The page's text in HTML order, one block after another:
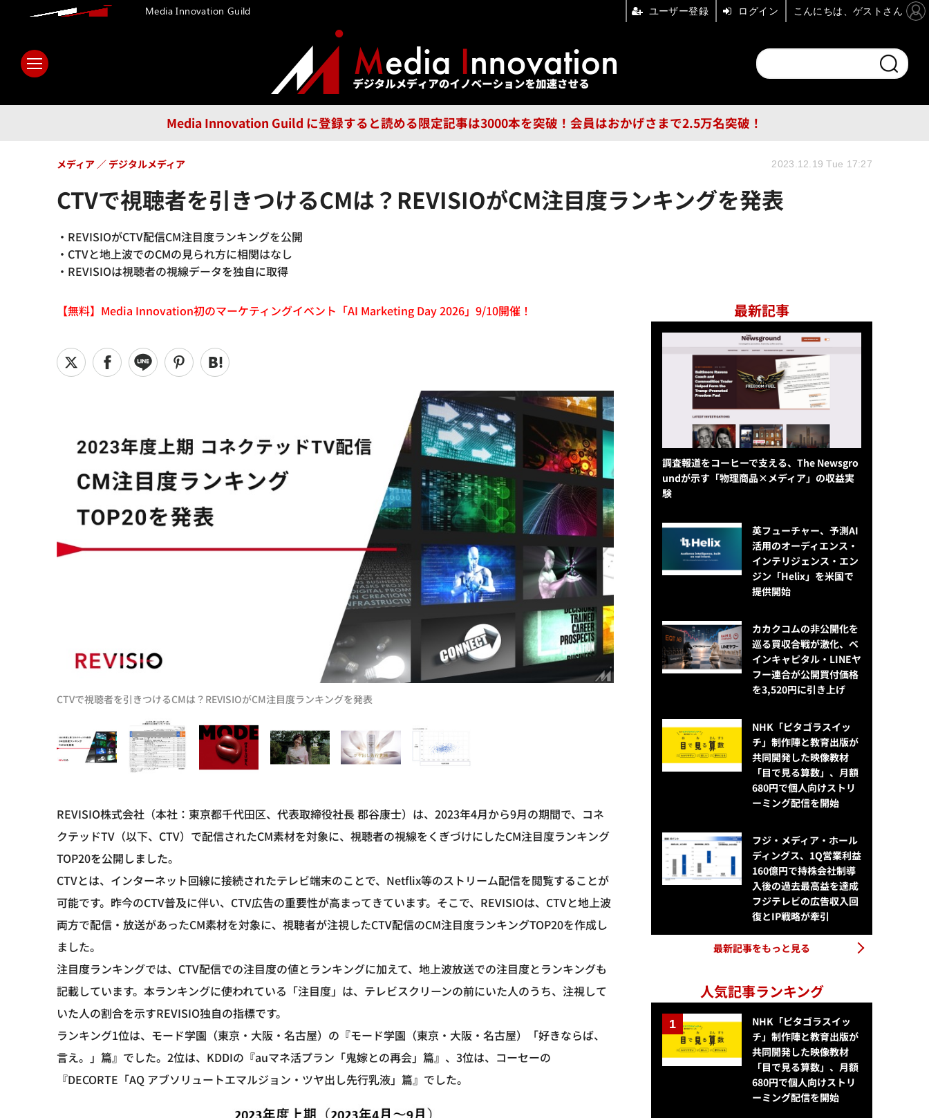
Media Innovation Guild に登録すると読める限定記事は3000本を突破！会員はおかげさまで2.5万名突破！
メディア テクノロジー 広告 企業 特集 ブランドチャンネル
フォーエム その他
CTVで視聴者を引きつけるCMは？REVISIOがCM注目度ランキングを発表
・REVISIOがCTV配信CM注目度ランキングを公開
・CTVと地上波でのCMの見られ方に相関はなし
・REVISIOは視聴者の視線データを独自に取得
メディア デジタルメディア 2023.12.19 Tue 17:27
【無料】Media Innovation初のマーケティングイベント「AI Marketing Day 2026」9/10開催！
CTVで視聴者を引きつけるCMは？REVISIOがCM注目度ランキングを発表
REVISIO株式会社（本社：東京都千代田区、代表取締役社長 郡谷康士）は、2023年4月から9月の期間で、コネ
クテッドTV（以下、CTV）で配信されたCM素材を対象に、視聴者の視線をくぎづけにしたCM注目度ランキング
TOP20を公開しました。
CTVとは、インターネット回線に接続されたテレビ端末のことで、Netflix等のストリーム配信を閲覧することが
可能です。昨今のCTV普及に伴い、CTV広告の重要性が高まってきています。そこで、REVISIOは、CTVと地上波
両方で配信・放送があったCM素材を対象に、視聴者が注視したCTV配信のCM注目度ランキングTOP20を作成し
ました。
注目度ランキングでは、CTV配信での注目度の値とランキングに加えて、地上波放送での注目度とランキングも
記載しています。本ランキングに使われている「注目度」は、テレビスクリーンの前にいた人のうち、注視して
いた人の割合を示すREVISIO独自の指標です。
ランキング1位は、モード学園（東京・大阪・名古屋）の『モード学園（東京・大阪・名古屋）「好きならば、
言え。」篇』でした。2位は、KDDIの『auマネ活プラン「鬼嫁との再会」篇』、3位は、コーセーの
『DECORTE「AQ アブソリュートエマルジョン・ツヤ出し先行乳液」篇』でした。
最新記事
調査報道をコーヒーで支える、The Newsgro
undが示す「物理商品×メディア」の収益実
験
英フューチャー、予測AI
活用のオーディエンス・
インテリジェンス・エン
ジン「Helix」を米国で
提供開始
カカクコムの非公開化を
巡る買収合戦が激化、ベ
インキャピタル・LINEヤ
フー連合が公開買付価格
を3,520円に引き上げ
NHK「ピタゴラスイッ
チ」制作陣と教育出版が
共同開発した映像教材
「目で見る算数」、月額
680円で個人向けストリ
ーミング配信を開始
フジ・メディア・ホール
ディングス、1Q営業利益
160億円で持株会社制導
入後の過去最高益を達成
フジテレビの広告収入回
復とIP戦略が牽引
最新記事をもっと見る
人気記事ランキング
NHK「ピタゴラスイッ
チ」制作陣と教育出版が
共同開発した映像教材
「目で見る算数」、月額
680円で個人向けストリ
ーミング配信を開始
Media Innovation Guild ユーザー登録 ログイン こんにちは、ゲストさん